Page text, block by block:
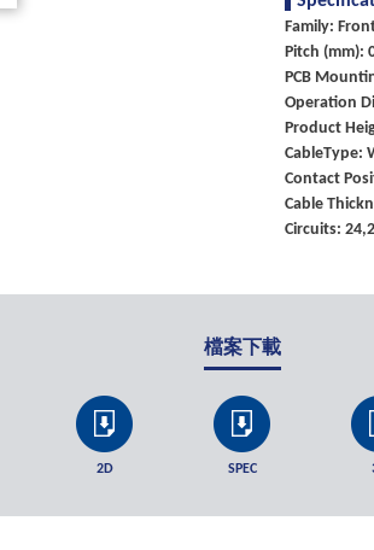
Family:
Pitch (mm):
PCB
Operation
Product
CableType:
Contact
Cable
Circuits:
檔案下載
2D SPEC